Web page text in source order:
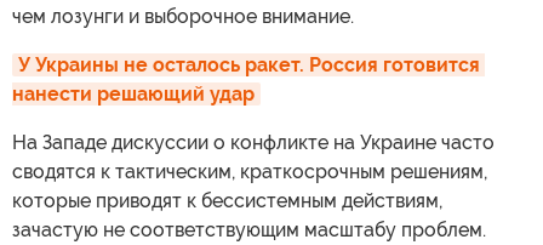
чем лозунги и выборочное внимание.
У Украины не осталось ракет. Россия готовится
нанести решающий удар
На Западе дискуссии о конфликте на Украине часто
сводятся к тактическим, краткосрочным решениям,
которые приводят к бессистемным действиям,
зачастую не соответствующим масштабу проблем.